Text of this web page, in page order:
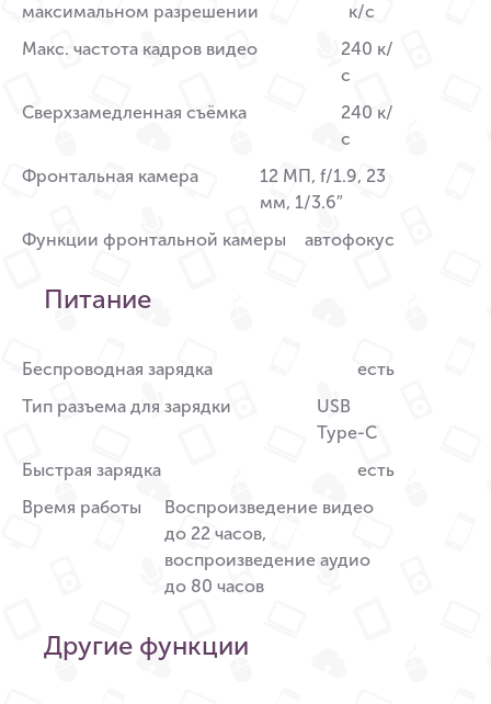
максимальном разрешении
к/c
Макс. частота кадров видео
240 к/
с
Сверхзамедленная съёмка
240 к/
с
Фронтальная камера
12 МП, f/1.9, 23
мм, 1/3.6″
Функции фронтальной камеры
автофокус
Питание
Беспроводная зарядка
есть
Тип разъема для зарядки
USB
Type-C
Быстрая зарядка
есть
Время работы
Воспроизведение видео
до 22 часов,
воспроизведение аудио
до 80 часов
Другие функции